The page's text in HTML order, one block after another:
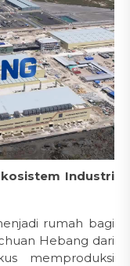
Industri
rumah bagi
Hebang dari
memproduksi